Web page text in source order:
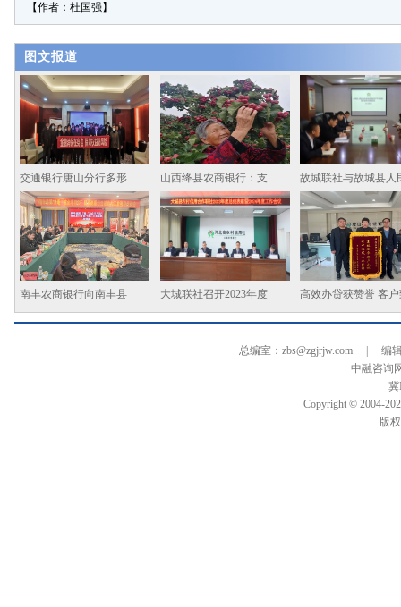
【作者：杜国强】
图文报道
交通银行唐山分行多形 山西绛县农商银行：支 故城联社与故城县人
南丰农商银行向南丰县 大城联社召开2023年度 高效办贷获赞誉 客
总编室：zbs@zgjrjw.com | 编
中融咨询
冀
Copyright © 2004-
版